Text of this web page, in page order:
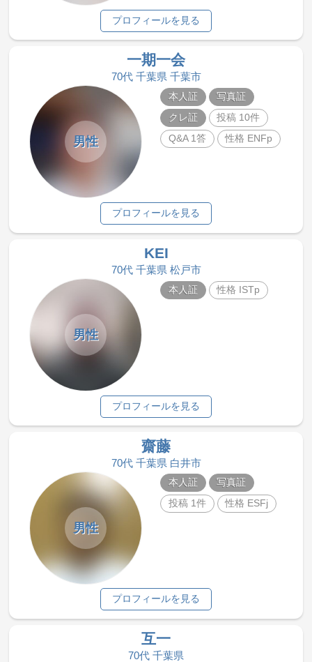
プロフィールを見る
一期一会
70代 千葉県 千葉市
男性
本人証
写真証
クレ証
投稿 10件
Q&A 1答
性格 ENFp
プロフィールを見る
KEI
70代 千葉県 松戸市
男性
本人証 性格 ISTp
プロフィールを見る
齋藤
70代 千葉県 白井市
男性
本人証
写真証
投稿 1件
性格 ESFj
プロフィールを見る
互一
70代 千葉県